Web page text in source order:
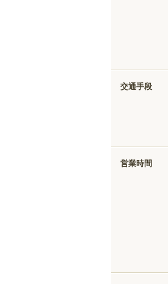
交通手段
営業時間